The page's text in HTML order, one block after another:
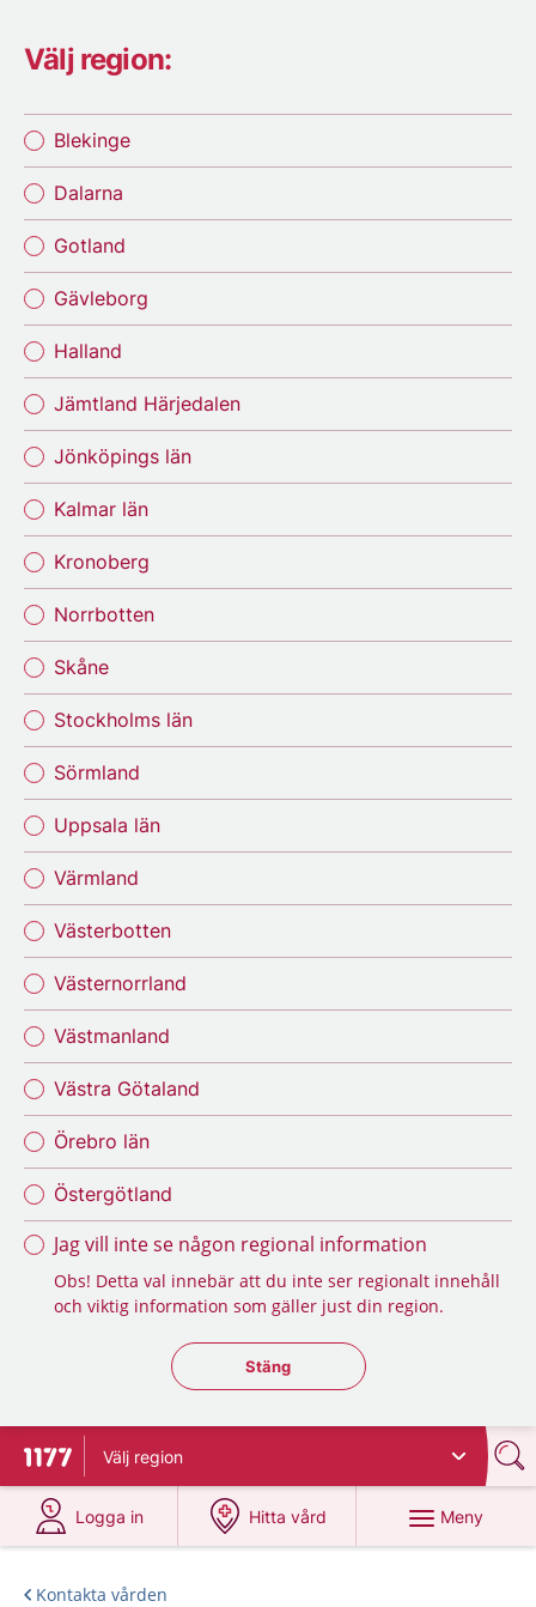
Välj region:
Blekinge
Dalarna
Gotland
Gävleborg
Halland
Jämtland Härjedalen
Jönköpings län
Kalmar län
Kronoberg
Norrbotten
Skåne
Stockholms län
Sörmland
Uppsala län
Värmland
Västerbotten
Västernorrland
Västmanland
Västra Götaland
Örebro län
Östergötland
Jag vill inte se någon regional information
Obs! Detta val innebär att du inte ser regionalt innehåll
och viktig information som gäller just din region.
Stäng regionsväljaren
Stäng
Till startsidan för 1177
Välj region
Logga in
på 1177.se
Hitta vård
på 1177.se
Meny
Kontakta vården